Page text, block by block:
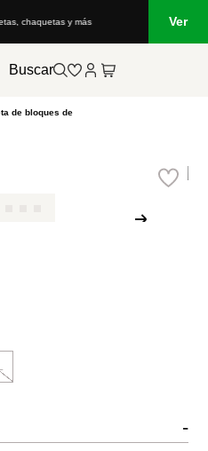
chaquetas y más Ver
Buscar
de bloques de
-